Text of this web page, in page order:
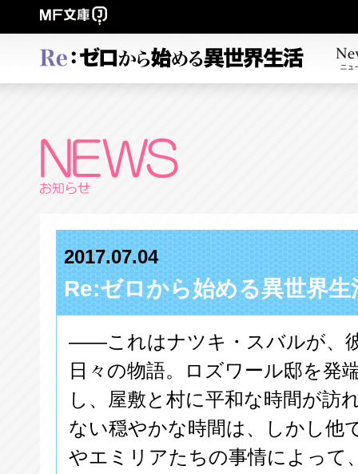
2017.07.04
Re:ゼロから始める異世界
――これはナツキ・スバルが、
日々の物語。ロズワール邸を発
し、屋敷と村に平和な時間が訪
ない穏やかな時間は、しかし他
やエミリアたちの事情によって